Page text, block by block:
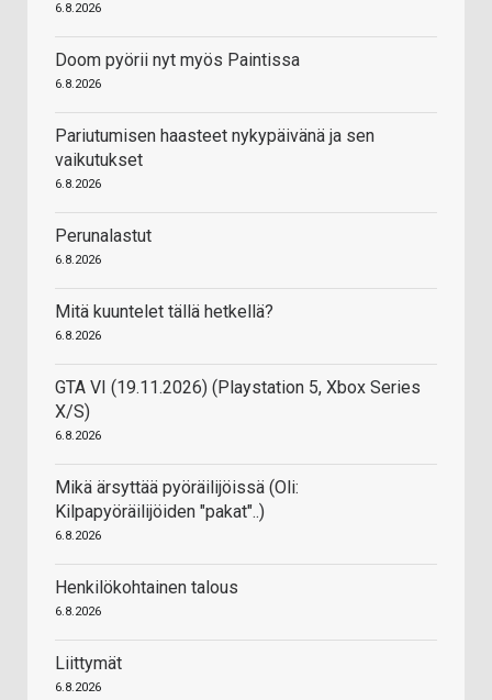
6.8.2026
Doom pyörii nyt myös Paintissa
6.8.2026
Pariutumisen haasteet nykypäivänä ja sen
vaikutukset
6.8.2026
Perunalastut
6.8.2026
Mitä kuuntelet tällä hetkellä?
6.8.2026
GTA VI (19.11.2026) (Playstation 5, Xbox Series
X/S)
6.8.2026
Mikä ärsyttää pyöräilijöissä (Oli:
Kilpapyöräilijöiden "pakat"..)
6.8.2026
Henkilökohtainen talous
6.8.2026
Liittymät
6.8.2026